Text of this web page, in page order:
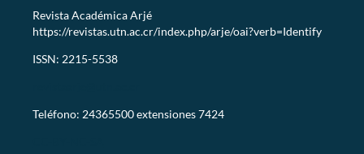
Revista Académica Arjé
https://revistas.utn.ac.cr/index.php/arje/oai?verb=Identify
ISSN: 2215-5538
Teléfono: 24365500 extensiones 7424